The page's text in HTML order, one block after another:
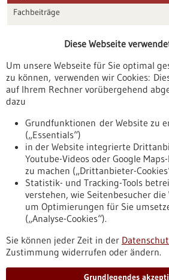
Fachbeiträge
Veranstaltungen
Erscheinungsdatum
Nach oben
Informiert bleiben
Newsletter abonnieren
Diese Webseite
Um unsere Webseite für Sie optimal
zu können, verwenden wir Cookies:
auf Ihrem Rechner vorübergehend
dazu
Grundfunktionen der Website zu
(„Essentials“)
in der Website integrierte
Youtube-Videos oder Google
zu machen („Drittanbieter-
Statistik- und Tracking-Tools
verstehen, wie Seitenbesucher
um Optimierungen für Sie
(„Analyse-Cookies“).
Sie können jeder Zeit in der
Zustimmung widerrufen oder ändern.
Grundlegendes